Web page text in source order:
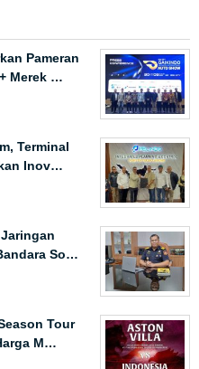
Pameran
Merek …
Terminal
Inov…
So…
Tour
M…